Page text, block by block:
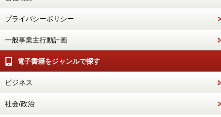
プライバシーポリシー
一般事業主行動計画
電子書籍をジャンルで探す
ビジネス
社会/政治